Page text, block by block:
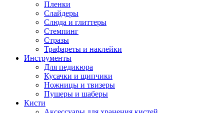
Пленки
Слайдеры
Слюда и глиттеры
Стемпинг
Стразы
Трафареты и наклейки
Инструменты
Для педикюра
Кусачки и щипчики
Ножницы и твизеры
Пушеры и шаберы
Кисти